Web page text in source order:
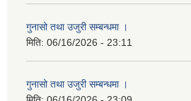
गुनासो तथा उजुरी सम्बन्धमा ।
मिति: 06/16/2026 - 23:11
गुनासो तथा उजुरी सम्बन्धमा ।